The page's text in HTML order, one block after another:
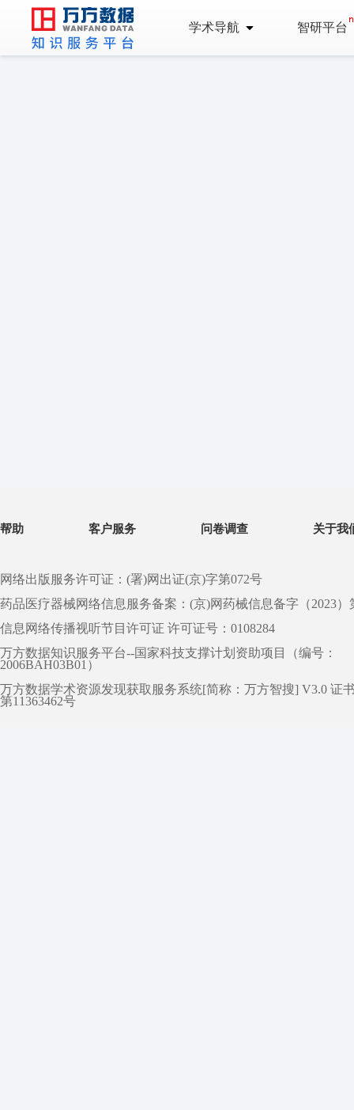
学术导航 智研平台
帮助 客户服务 问卷调查 关于我
网络出版服务许可证：(署)网出证(京)字第072号
药品医疗器械网络信息服务备案：(京)网药械信息备字（2023）
信息网络传播视听节目许可证 许可证号：0108284
万方数据知识服务平台--国家科技支撑计划资助项目（编号：
2006BAH03B01）
万方数据学术资源发现获取服务系统[简称：万方智搜] V3.0 证
第11363462号